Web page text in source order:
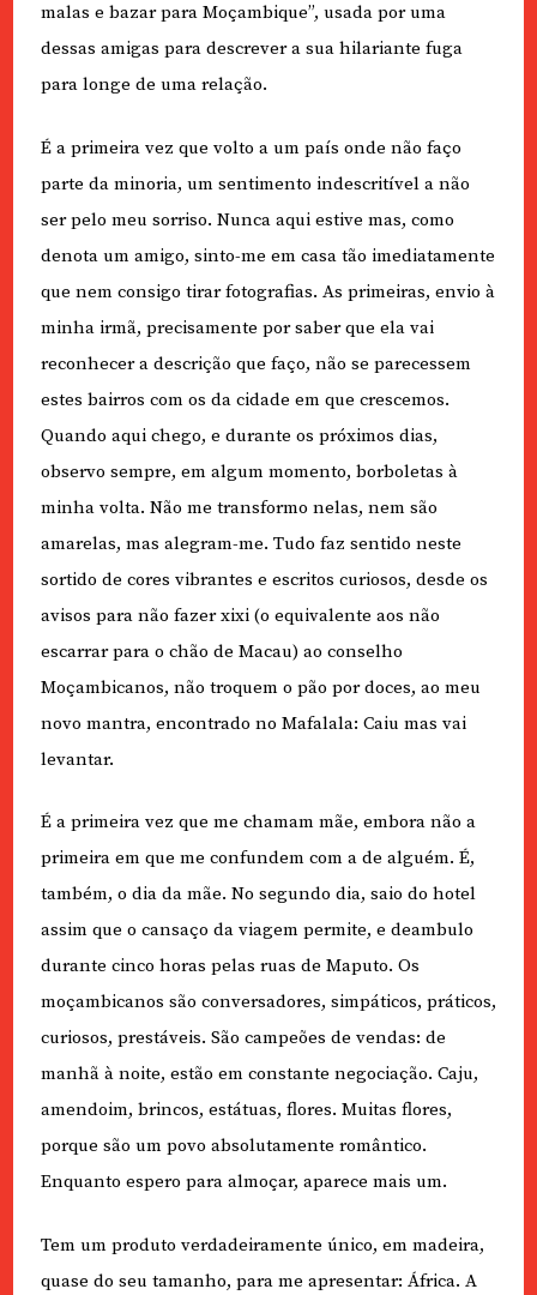
malas e bazar para Moçambique”, usada por uma
dessas amigas para descrever a sua hilariante fuga
para longe de uma relação.
É a primeira vez que volto a um país onde não faço
parte da minoria, um sentimento indescritível a não
ser pelo meu sorriso. Nunca aqui estive mas, como
denota um amigo, sinto-me em casa tão imediatamente
que nem consigo tirar fotografias. As primeiras, envio à
minha irmã, precisamente por saber que ela vai
reconhecer a descrição que faço, não se parecessem
estes bairros com os da cidade em que crescemos.
Quando aqui chego, e durante os próximos dias,
observo sempre, em algum momento, borboletas à
minha volta. Não me transformo nelas, nem são
amarelas, mas alegram-me. Tudo faz sentido neste
sortido de cores vibrantes e escritos curiosos, desde os
avisos para não fazer xixi (o equivalente aos não
escarrar para o chão de Macau) ao conselho
Moçambicanos, não troquem o pão por doces, ao meu
novo mantra, encontrado no Mafalala: Caiu mas vai
levantar.
É a primeira vez que me chamam mãe, embora não a
primeira em que me confundem com a de alguém. É,
também, o dia da mãe. No segundo dia, saio do hotel
assim que o cansaço da viagem permite, e deambulo
durante cinco horas pelas ruas de Maputo. Os
moçambicanos são conversadores, simpáticos, práticos,
curiosos, prestáveis. São campeões de vendas: de
manhã à noite, estão em constante negociação. Caju,
amendoim, brincos, estátuas, flores. Muitas flores,
porque são um povo absolutamente romântico.
Enquanto espero para almoçar, aparece mais um.
Tem um produto verdadeiramente único, em madeira,
quase do seu tamanho, para me apresentar: África. A